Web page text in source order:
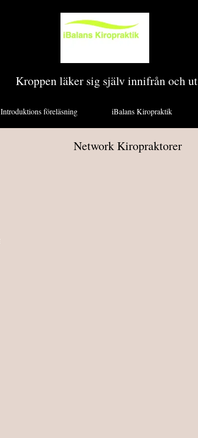
Kroppen läker sig själv innifrån och ut
Introduktions föreläsning iBalans Kiropraktik
Network Kiropraktorer